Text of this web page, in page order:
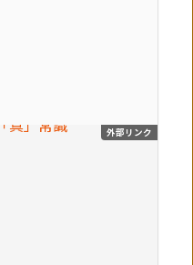
外部リンク